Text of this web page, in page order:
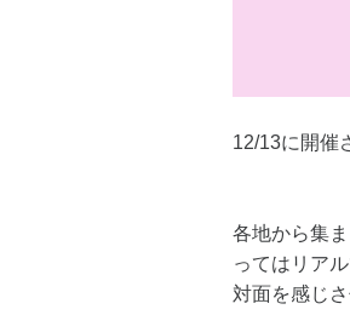
12/13に開催
各地から集
ってはリア
対面を感じ